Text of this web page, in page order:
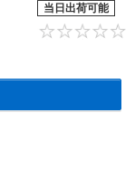
0
当日出荷可能